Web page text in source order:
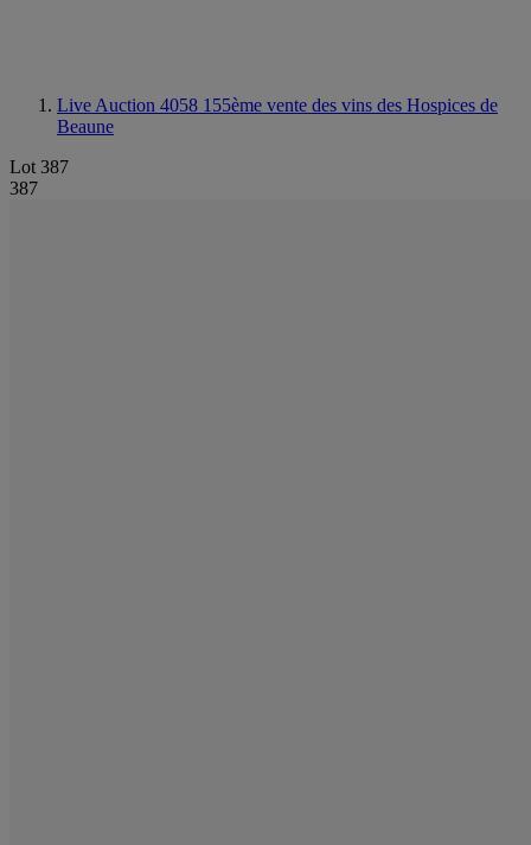
Live Auction 4058 155ème vente des vins des Hospices de
Beaune
Lot 387
387